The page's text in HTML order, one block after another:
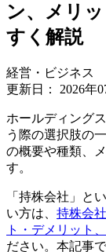
ン、メリ
すく解説
経営・ビジネス
更新日： 2026年
ホールディング
う際の選択肢の
の概要や種類、
す。
「持株会社」と
い方は、 持株会
ト・デメリット
ださい。本記事